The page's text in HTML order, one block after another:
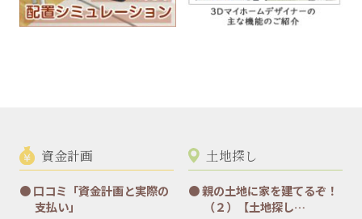
資金計画
口コミ「資金計画と実際の
支払い」
土地探し
親の土地に家を建てるぞ！
（２）【土地探し…